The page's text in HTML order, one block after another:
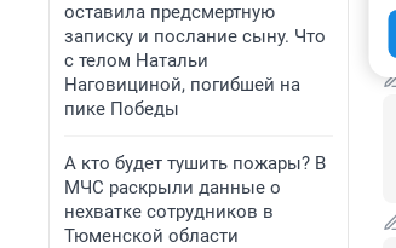
оставила предсмертную
записку и послание сыну. Что
с телом Натальи
Наговициной, погибшей на
пике Победы
А кто будет тушить пожары? В
МЧС раскрыли данные о
нехватке сотрудников в
Тюменской области